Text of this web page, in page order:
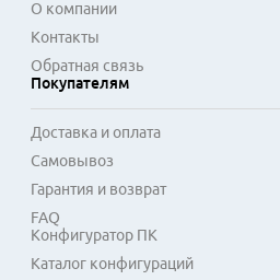
Широкий жанровый охват
франшизы, масштабные ролевые
шутеры и гоночные симуляторы.
О компании
Контакты
Обратная связь
Покупателям
Доставка и оплата
Самовывоз
Гарантия и возврат
FAQ
Конфигуратор ПК
Каталог конфигураций